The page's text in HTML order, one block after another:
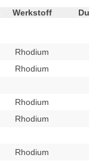
Werkstoff
Rhodium
Rhodium
Rhodium
Rhodium
Rhodium